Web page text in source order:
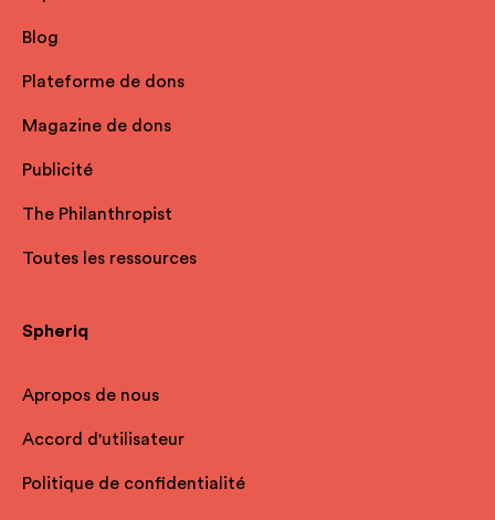
Blog
Plateforme de dons
Magazine de dons
Publicité
The Philanthropist
Toutes les ressources
Spheriq
Apropos de nous
Accord d'utilisateur
Politique de confidentialité